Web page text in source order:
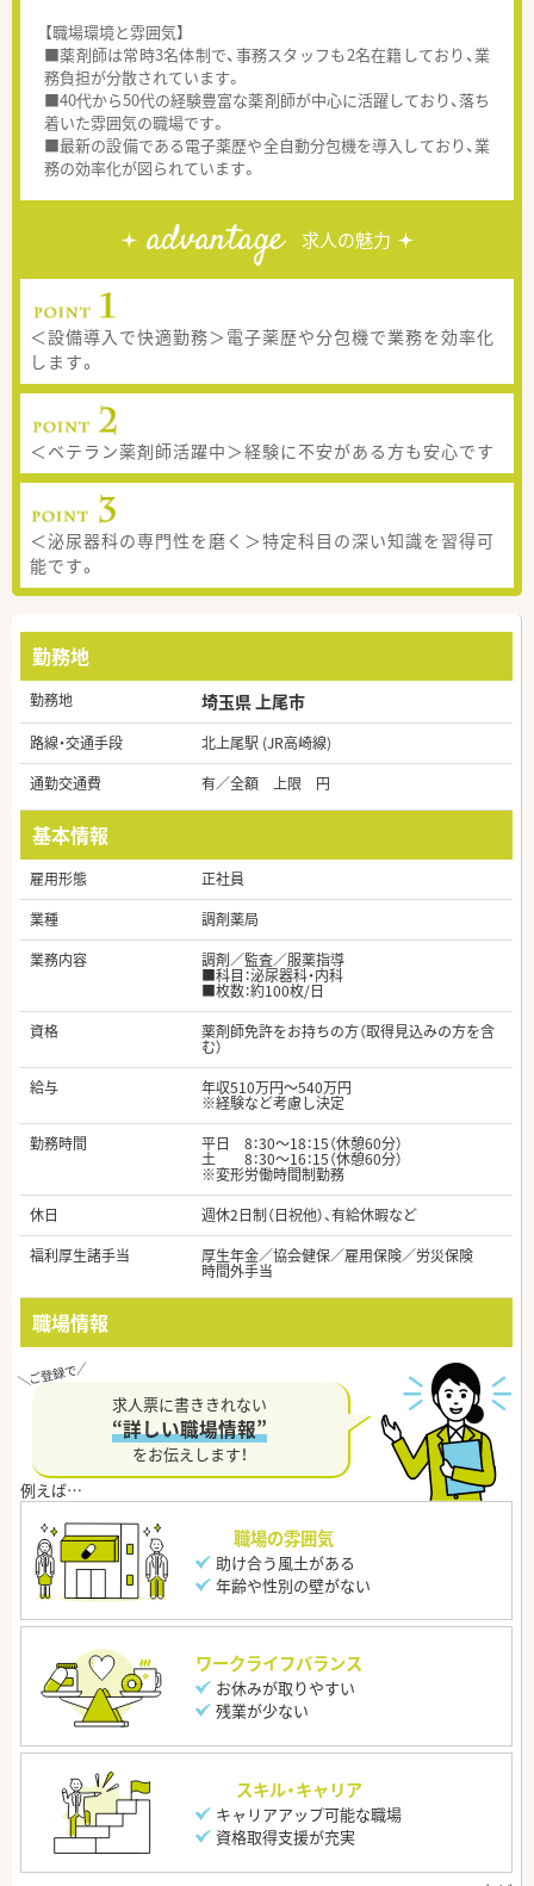
【職場環境と雰囲気】
■薬剤師は常時3名体制で、事務スタッフも2名在籍しており、業
務負担が分散されています。
■40代から50代の経験豊富な薬剤師が中心に活躍しており、落ち
着いた雰囲気の職場です。
■最新の設備である電子薬歴や全自動分包機を導入しており、業
務の効率化が図られています。
advantage 求人の魅力
＜設備導入で快適勤務＞電子薬歴や分包機で業務を効率化
します。
＜ベテラン薬剤師活躍中＞経験に不安がある方も安心です
＜泌尿器科の専門性を磨く＞特定科目の深い知識を習得可
能です。
勤務地
勤務地 埼玉県 上尾市
路線・交通手段
北上尾駅 (JR高崎線)
通勤交通費
有／全額 上限 円
基本情報
雇用形態
正社員
業種
調剤薬局
業務内容
調剤／監査／服薬指導
■科目：泌尿器科・内科
■枚数：約100枚/日
資格
薬剤師免許をお持ちの方（取得見込みの方を含
む）
給与
年収510万円～540万円
※経験など考慮し決定
勤務時間
平日 8：30～18：15（休憩60分）
土 8：30～16：15（休憩60分）
※変形労働時間制勤務
休日
週休2日制（日祝他）、有給休暇など
福利厚生諸手当
厚生年金／協会健保／雇用保険／労災保険
時間外手当
職場情報
求人票に書ききれない
“詳しい職場情報”
をお伝えします！
職場の雰囲気
助け合う風土がある
年齢や性別の壁がない
ワークライフバランス
お休みが取りやすい
残業が少ない
スキル・キャリア
キャリアアップ可能な職場
資格取得支援が充実